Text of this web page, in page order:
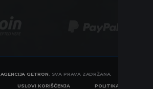
AGENCIJA GETRON . SVA PRAVA ZADRŽANA.
USLOVI KORIŠĆENJA POLITIKA KOLAČIĆA